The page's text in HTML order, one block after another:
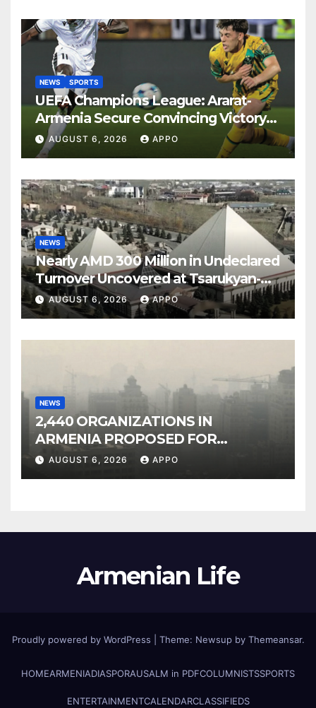
NEWS SPORTS
UEFA Champions League: Ararat-
Armenia Secure Convincing Victory
Over Shamrock Rovers 2-0
AUGUST 6, 2026 APPO
NEWS
Nearly AMD 300 Million in Undeclared
Turnover Uncovered at Tsarukyan-
Owned Entertainment Center
AUGUST 6, 2026 APPO
NEWS
2,440 ORGANIZATIONS IN
ARMENIA PROPOSED FOR
INCLUSION IN LIST OF AIR
AUGUST 6, 2026 APPO
Armenian Life
Proudly powered by WordPress Theme: Newsup by Themeansar.
HOMEARMENIADIASPORAUSALM in PDFCOLUMNISTSSPORTS
ENTERTAINMENTCALENDARCLASSIFIEDS